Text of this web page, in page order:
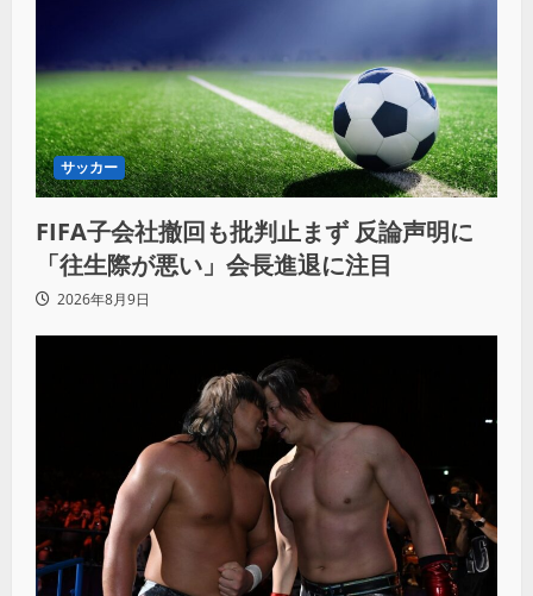
サッカー
FIFA子会社撤回も批判止まず 反論声明に
「往生際が悪い」会長進退に注目
2026年8月9日